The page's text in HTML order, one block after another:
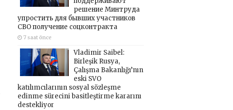
решение Минтруда
упростить для бывших участников
СВО получение соцконтракта
7 saat önce
Vladimir Saibel:
Birleşik Rusya,
Çalışma Bakanlığı’nın
eski SVO
katılımcılarının sosyal sözleşme
edinme sürecini basitleştirme kararını
destekliyor